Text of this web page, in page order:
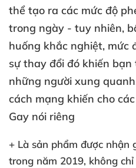
thể tạo ra các mức độ
trong ngày - tuy nhiên,
huống khắc nghiệt, mức
sự thay đổi đó khiến
những người xung quanh
cách mạng khiến cho
Gay nói riêng
+ Là sản phẩm được nhận
trong năm 2019, không